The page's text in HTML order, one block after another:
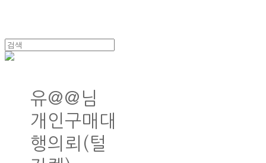
유@@님
개인구매대
행의뢰(털